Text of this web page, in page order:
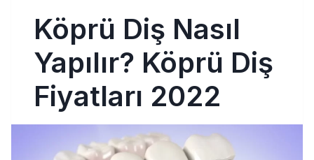
Köprü Diş Nasıl
Yapılır? Köprü Diş
Fiyatları 2022